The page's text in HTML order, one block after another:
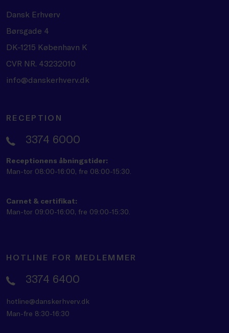
Dansk Erhverv
Børsgade 4
DK-1215 København K
CVR NR. 43232010
info@danskerhverv.dk
RECEPTION
3374 6000
Receptionens åbningstider:
Man-tor 08:00-16:00, fre 08:00-15:30.
Carnet & certifikat:
Man-tor 09:00-16:00, fre 09:00-15:30.
HOTLINE FOR MEDLEMMER
3374 6400
hotline@danskerhverv.dk
Man-fre 8:30-16:30